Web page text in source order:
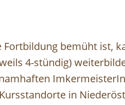
bemüht ist,
4-stündig)
in